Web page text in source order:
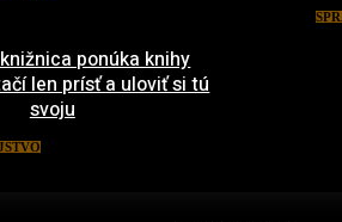
ponúka knihy
len prísť a uloviť si tú
svoju